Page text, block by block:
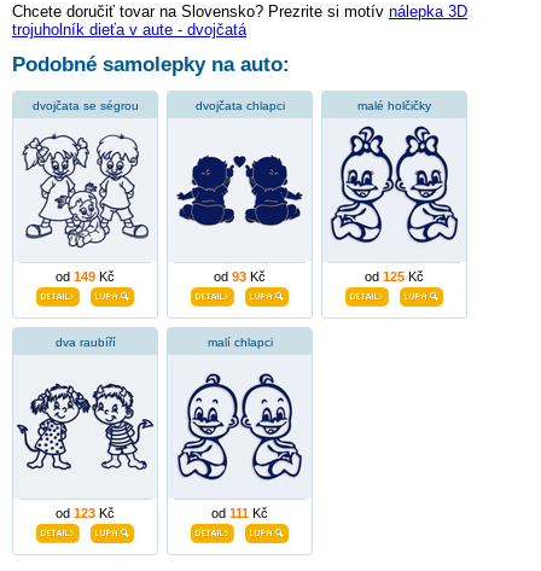
Chcete doručiť tovar na Slovensko? Prezrite si motív nálepka 3D
trojuholník dieťa v aute - dvojčatá
Podobné samolepky na auto:
dvojčata se ségrou
od 149 Kč
dvojčata chlapci
od 93 Kč
malé holčičky
od 125 Kč
dva raubíří
od 123 Kč
malí chlapci
od 111 Kč